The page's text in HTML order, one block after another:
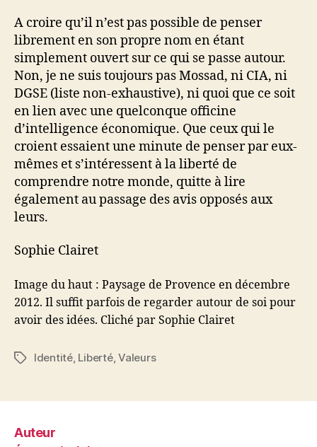
A croire qu’il n’est pas possible de penser
librement en son propre nom en étant
simplement ouvert sur ce qui se passe autour.
Non, je ne suis toujours pas Mossad, ni CIA, ni
DGSE (liste non-exhaustive), ni quoi que ce soit
en lien avec une quelconque officine
d’intelligence économique. Que ceux qui le
croient essaient une minute de penser par eux-
mêmes et s’intéressent à la liberté de
comprendre notre monde, quitte à lire
également au passage des avis opposés aux
leurs.
Sophie Clairet
Image du haut : Paysage de Provence en décembre
2012. Il suffit parfois de regarder autour de soi pour
avoir des idées. Cliché par Sophie Clairet
Étiquettes
Identité, Liberté,Valeurs
Auteur